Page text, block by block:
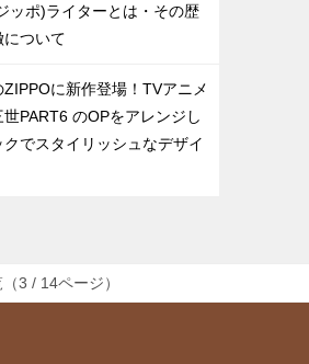
ッポ)ライターとは・その歴
について
ZIPPOに新作登場！TVアニメ
世PART6 のOPをアレンジし
クでスタイリッシュなデザイ
3 / 14ページ）